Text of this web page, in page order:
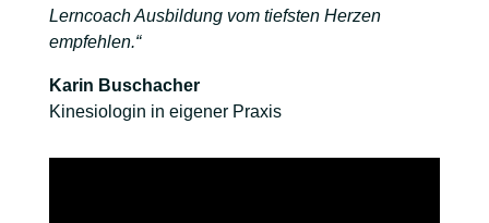
Lerncoach Ausbildung vom tiefsten Herzen
empfehlen.“
Karin Buschacher
Kinesiologin in eigener Praxis